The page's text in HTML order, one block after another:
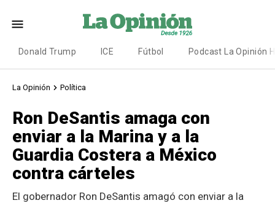
Donald Trump ICE Fútbol Podcast La Opinión
La Opinión Política
Ron DeSantis amaga con
enviar a la Marina y a la
Guardia Costera a México
contra cárteles
El gobernador Ron DeSantis amagó con enviar a la